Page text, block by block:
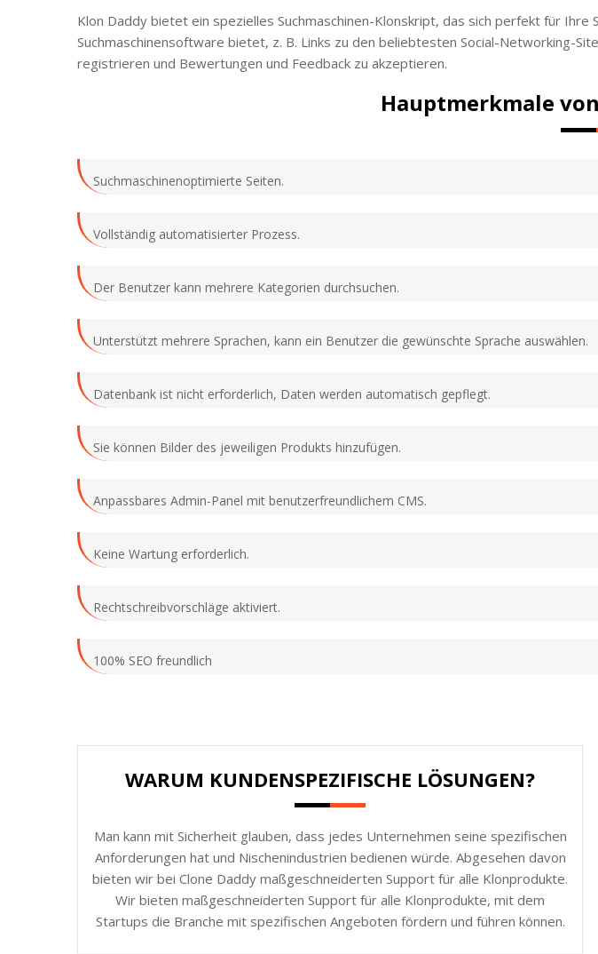
Klon Daddy bietet ein spezielles Suchmaschinen-Klonskript, das sich perfekt für
Suchmaschinensoftware bietet, z. B. Links zu den beliebtesten Social-Networking-
registrieren und Bewertungen und Feedback zu akzeptieren.
Hauptmerkmale
Suchmaschinenoptimierte Seiten.
Vollständig automatisierter Prozess.
Der Benutzer kann mehrere Kategorien durchsuchen.
Unterstützt mehrere Sprachen, kann ein Benutzer die gewünschte Sprache auswählen.
Datenbank ist nicht erforderlich, Daten werden automatisch gepflegt.
Sie können Bilder des jeweiligen Produkts hinzufügen.
Anpassbares Admin-Panel mit benutzerfreundlichem CMS.
Keine Wartung erforderlich.
Rechtschreibvorschläge aktiviert.
100% SEO freundlich
WARUM KUNDENSPEZIFISCHE LÖSUNGEN?
Man kann mit Sicherheit glauben, dass jedes Unternehmen seine spezifischen
Anforderungen hat und Nischenindustrien bedienen würde. Abgesehen davon
bieten wir bei Clone Daddy maßgeschneiderten Support für alle Klonprodukte.
Wir bieten maßgeschneiderten Support für alle Klonprodukte, mit dem
Startups die Branche mit spezifischen Angeboten fördern und führen können.